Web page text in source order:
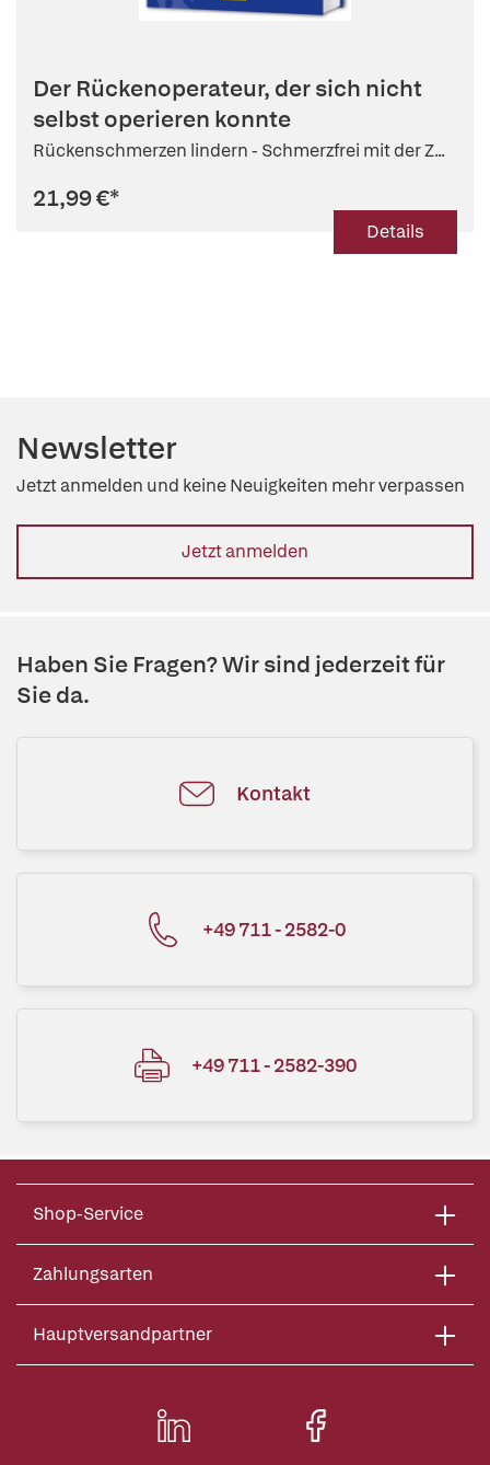
Der Rückenoperateur, der sich nicht
selbst operieren konnte
Rückenschmerzen lindern - Schmerzfrei mit der Z...
21,99 €*
Details
Newsletter
Jetzt anmelden und keine Neuigkeiten mehr verpassen
Jetzt anmelden
Haben Sie Fragen? Wir sind jederzeit für
Sie da.
Kontakt
+49 711 - 2582-0
+49 711 - 2582-390
Shop-Service
Zahlungsarten
Hauptversandpartner